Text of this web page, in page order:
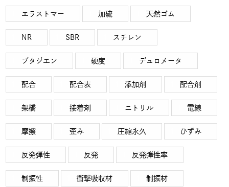
エラストマー 加硫 天然ゴム
NR SBR スチレン
ブタジエン 硬度 デュロメータ
配合 配合表 添加剤 配合剤
架橋 接着剤 ニトリル 電線
摩擦 歪み 圧縮永久 ひずみ
反発弾性 反発 反発弾性率
制振性 衝撃吸収材 制振材